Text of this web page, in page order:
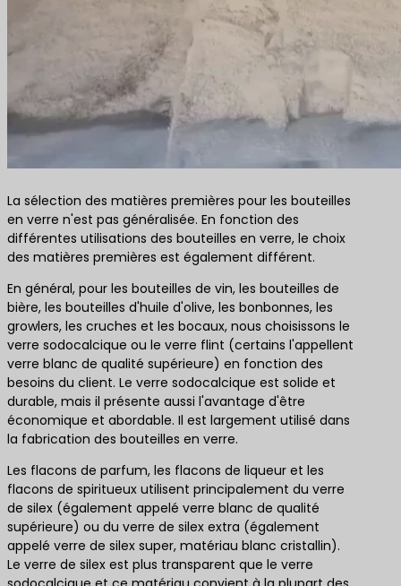
La sélection des matières premières pour les bouteilles
en verre n'est pas généralisée. En fonction des
différentes utilisations des bouteilles en verre, le choix
des matières premières est également différent.
En général, pour les bouteilles de vin, les bouteilles de
bière, les bouteilles d'huile d'olive, les bonbonnes, les
growlers, les cruches et les bocaux, nous choisissons le
verre sodocalcique ou le verre flint (certains l'appellent
verre blanc de qualité supérieure) en fonction des
besoins du client. Le verre sodocalcique est solide et
durable, mais il présente aussi l'avantage d'être
économique et abordable. Il est largement utilisé dans
la fabrication des bouteilles en verre.
Les flacons de parfum, les flacons de liqueur et les
flacons de spiritueux utilisent principalement du verre
de silex (également appelé verre blanc de qualité
supérieure) ou du verre de silex extra (également
appelé verre de silex super, matériau blanc cristallin).
Le verre de silex est plus transparent que le verre